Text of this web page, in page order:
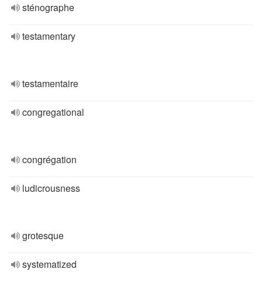
sténographe
testamentary
testamentaire
congregational
congrégation
ludicrousness
grotesque
systematized